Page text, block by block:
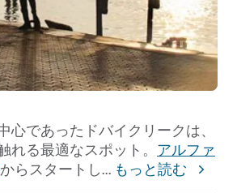
心であったドバイクリークは、
れる最適なスポット。 アルファ
からスタートし... もっと読む